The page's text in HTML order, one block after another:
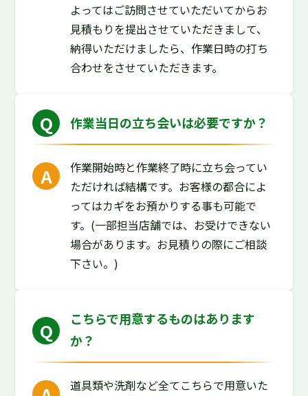
よってはご訪問させていただいてからお
見積もりを提出させていただきまして、
納得いただけましたら、作業日時の打ち
合わせをさせていただきます。
作業当日の立ち会いは必要ですか？
作業開始時と作業終了時に立ち会ってい
ただければ結構です。お客様の都合によ
ってはカギをお預かりする事も可能で
す。(一部担当店舗では、お受けできない
場合があります。お見積りの際にご相談
下さい。)
こちらで用意するものはあります
か？
道具類や洗剤など全てこちらで用意いた